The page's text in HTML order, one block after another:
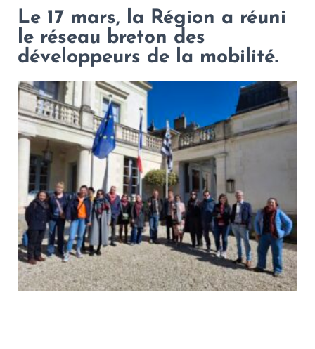
Le 17 mars, la Région a réuni
le réseau breton des
développeurs de la mobilité.